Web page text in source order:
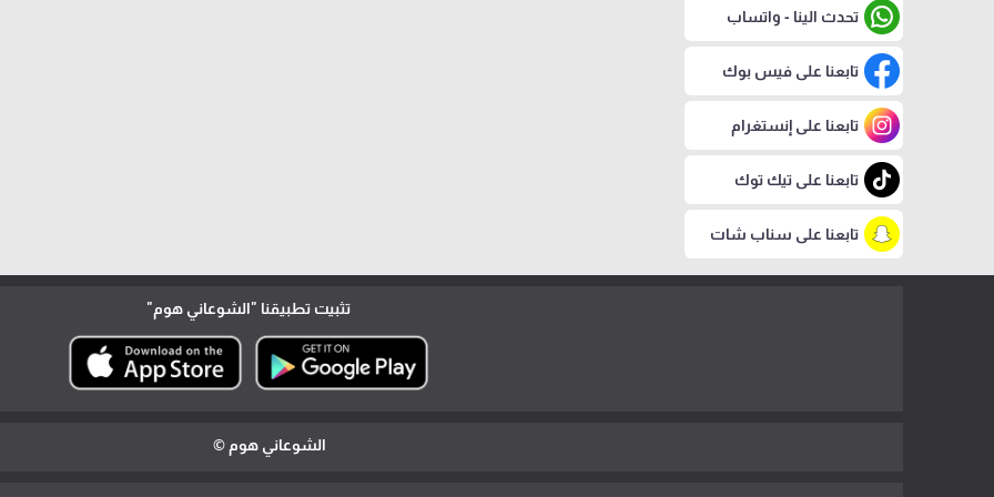
تحدث الينا - واتساب
تابعنا على فيس بوك
تابعنا على إنستغرام
تابعنا على تيك توك
تابعنا على سناب شات
تثبيت تطبيقنا "الشوعاني هوم"
الشوعاني هوم ©